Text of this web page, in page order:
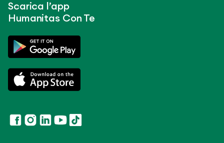
Scarica l’app
Humanitas Con Te